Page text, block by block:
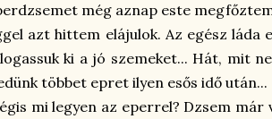
még aznap este
azt hittem elájulok. Az egész láda
ki a jó szemeket... Hát, mit
többet epret ilyen esős idő után...
mi legyen az eperrel? Dzsem